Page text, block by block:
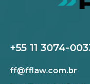
+55 11 3074-
ff@fflaw.com.br